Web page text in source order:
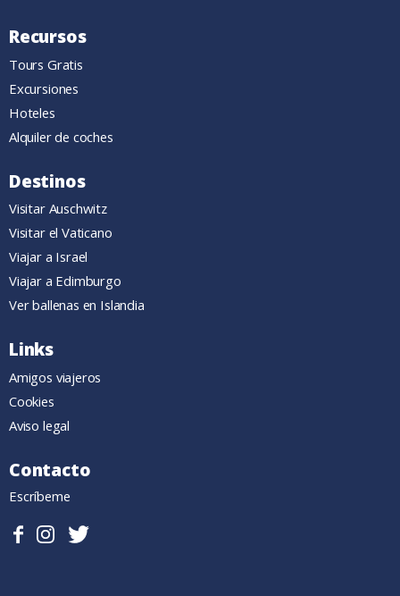
Recursos
Tours Gratis
Excursiones
Hoteles
Alquiler de coches
Destinos
Visitar Auschwitz
Visitar el Vaticano
Viajar a Israel
Viajar a Edimburgo
Ver ballenas en Islandia
Links
Amigos viajeros
Cookies
Aviso legal
Contacto
Escríbeme
Sigueme
FollowFollow